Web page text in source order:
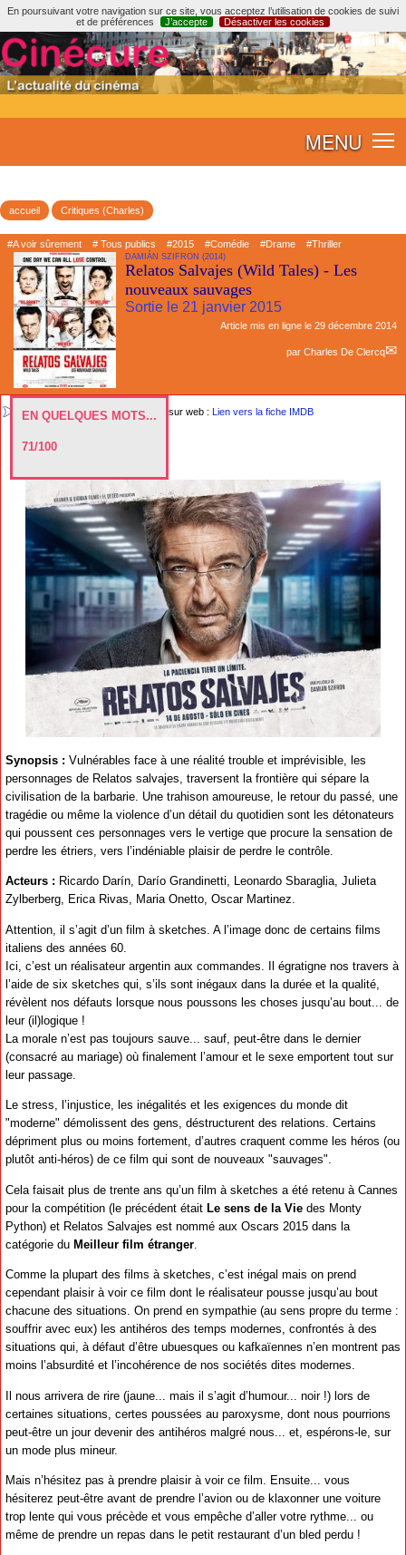
En poursuivant votre navigation sur ce site, vous acceptez l’utilisation de cookies de suivi
et de préférences
J’accepte Désactiver les cookies
MENU
accueil Critiques (Charles)
#A voir sûrement # Tous publics #2015 #Comédie #Drame #Thriller
DAMIÁN SZIFRON (2014)
Relatos Salvajes (Wild Tales) - Les
nouveaux sauvages
Sortie le 21 janvier 2015
Article mis en ligne le 29 décembre 2014
par Charles De Clercq
EN QUELQUES MOTS...
71/100
sur web : Lien vers la fiche IMDB
Synopsis : Vulnérables face à une réalité trouble et imprévisible, les
personnages de Relatos salvajes, traversent la frontière qui sépare la
civilisation de la barbarie. Une trahison amoureuse, le retour du passé, une
tragédie ou même la violence d’un détail du quotidien sont les détonateurs
qui poussent ces personnages vers le vertige que procure la sensation de
perdre les étriers, vers l’indéniable plaisir de perdre le contrôle.
Acteurs : Ricardo Darín, Darío Grandinetti, Leonardo Sbaraglia, Julieta
Zylberberg, Erica Rivas, Maria Onetto, Oscar Martinez.
Attention, il s’agit d’un film à sketches. A l’image donc de certains films
italiens des années 60.
Ici, c’est un réalisateur argentin aux commandes. Il égratigne nos travers à
l’aide de six sketches qui, s’ils sont inégaux dans la durée et la qualité,
révèlent nos défauts lorsque nous poussons les choses jusqu’au bout... de
leur (il)logique !
La morale n’est pas toujours sauve... sauf, peut-être dans le dernier
(consacré au mariage) où finalement l’amour et le sexe emportent tout sur
leur passage.
Le stress, l’injustice, les inégalités et les exigences du monde dit
"moderne" démolissent des gens, déstructurent des relations. Certains
dépriment plus ou moins fortement, d’autres craquent comme les héros (ou
plutôt anti-héros) de ce film qui sont de nouveaux "sauvages".
Cela faisait plus de trente ans qu’un film à sketches a été retenu à Cannes
pour la compétition (le précédent était Le sens de la Vie des Monty
Python) et Relatos Salvajes est nommé aux Oscars 2015 dans la
catégorie du Meilleur film étranger
Comme la plupart des films à sketches, c’est inégal mais on prend
cependant plaisir à voir ce film dont le réalisateur pousse jusqu’au bout
chacune des situations. On prend en sympathie (au sens propre du terme :
souffrir avec eux) les antihéros des temps modernes, confrontés à des
situations qui, à défaut d’être ubuesques ou kafkaïennes n’en montrent pas
moins l’absurdité et l’incohérence de nos sociétés dites modernes.
Il nous arrivera de rire (jaune... mais il s’agit d’humour... noir !) lors de
certaines situations, certes poussées au paroxysme, dont nous pourrions
peut-être un jour devenir des antihéros malgré nous... et, espérons-le, sur
un mode plus mineur.
Mais n’hésitez pas à prendre plaisir à voir ce film. Ensuite... vous
hésiterez peut-être avant de prendre l’avion ou de klaxonner une voiture
trop lente qui vous précède et vous empêche d’aller votre rythme... ou
même de prendre un repas dans le petit restaurant d’un bled perdu !